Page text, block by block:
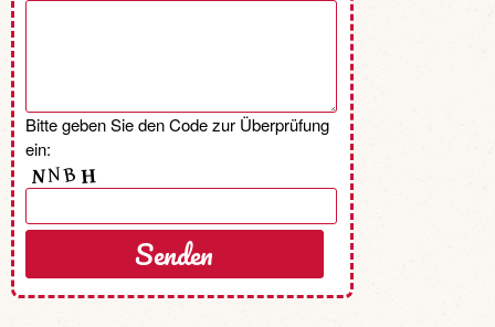
Bitte geben Sie den Code zur Überprüfung
ein: